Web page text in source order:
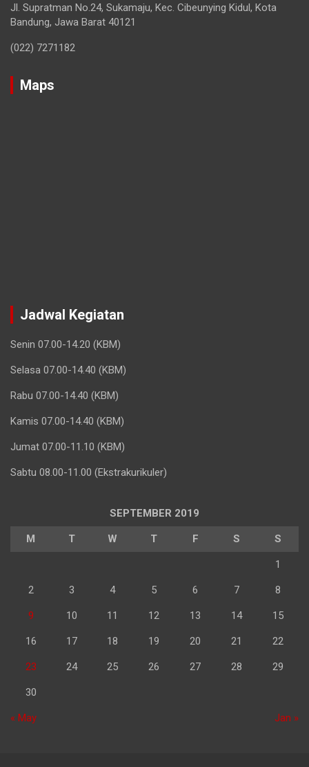
Jl. Supratman No.24, Sukamaju, Kec. Cibeunying Kidul, Kota
Bandung, Jawa Barat 40121
(022) 7271182
Maps
Jadwal Kegiatan
Senin 07.00-14.20 (KBM)
Selasa 07.00-14.40 (KBM)
Rabu 07.00-14.40 (KBM)
Kamis 07.00-14.40 (KBM)
Jumat 07.00-11.10 (KBM)
Sabtu 08.00-11.00 (Ekstrakurikuler)
SEPTEMBER 2019
M T W T F S S
1
2 3 4 5 6 7 8
9 10 11 12 13 14 15
16 17 18 19 20 21 22
23 24 25 26 27 28 29
30
« May Jan »